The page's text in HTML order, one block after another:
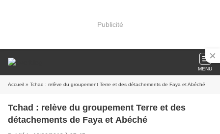
Publicité
MENU
Accueil » Tchad : relève du groupement Terre et des détachements de Faya et Abéché
Tchad : relève du groupement Terre et des
détachements de Faya et Abéché